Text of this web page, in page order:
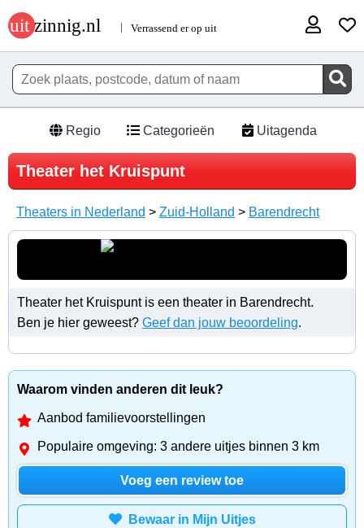
Regio Categorieën Uitagenda
Theater het Kruispunt
Theaters in Nederland > Zuid-Holland > Barendrecht
Theater het Kruispunt is een theater in Barendrecht.
Ben je hier geweest? Geef dan jouw beoordeling.
Waarom vinden anderen dit leuk?
Aanbod familievoorstellingen
Populaire omgeving: 3 andere uitjes binnen 3 km
Voeg een review toe
Bewaar in Mijn Uitjes